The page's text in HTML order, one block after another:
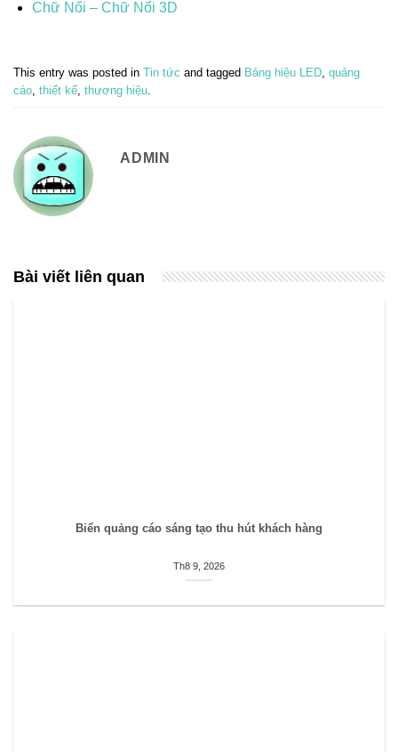
Chữ Nổi – Chữ Nổi 3D
This entry was posted in Tin tức and tagged Bảng hiệu LED quảng
cáo thiết kế thương hiệu
ADMIN
Bài viết liên quan
Biển quảng cáo sáng tạo thu hút khách hàng
Th8 9, 2026